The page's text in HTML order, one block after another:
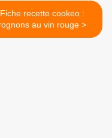
Fiche recette cookeo :
rognons au vin rouge >